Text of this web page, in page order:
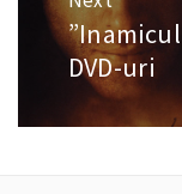
Next
post:
DVD-uri